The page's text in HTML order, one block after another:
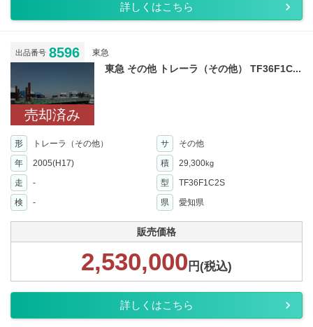
詳しくはこちら
出品番号 8596 東急
売却済み
東急 その他 トレーラ（その他） TF36F1C...
形 トレーラ（その他） サ
その他
年
2005(H17) 積 29,300kg
走 - 型
TF36F1C2S
検
- 県 愛知県
販売価格
2,530,000 円(税込)
詳しくはこちら